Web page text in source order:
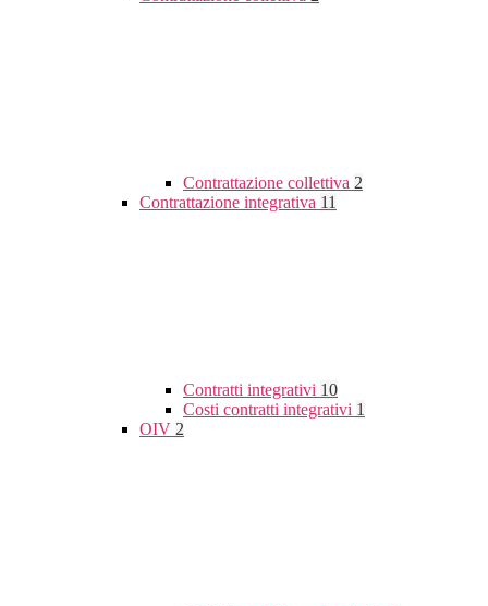
Contrattazione collettiva 2
Contrattazione integrativa 11
Contratti integrativi 10
Costi contratti integrativi 1
OIV 2